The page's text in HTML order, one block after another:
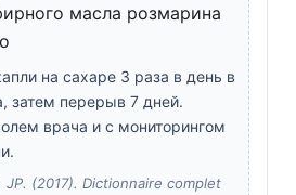
масла розмарина
на сахаре 3 раза в день в
затем перерыв 7 дней.
врача и с мониторингом
JP. (2017). Dictionnaire complet